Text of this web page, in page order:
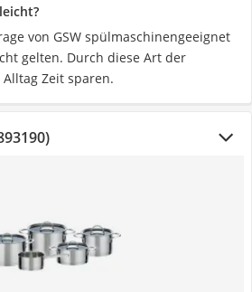
von GSW spülmaschinengeeignet
gelten. Durch diese Art der
Zeit sparen.